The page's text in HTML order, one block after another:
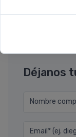
Pero ayuda a
Déjanos
Nombre
Email* (ej.